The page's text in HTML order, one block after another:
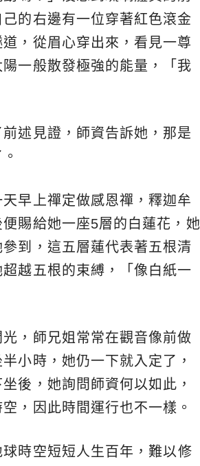
的右邊有一位穿著紅色滾金
，從眉心穿出來，看見一尊
一般散發極強的能量，「我
述見證，師資告訴她，那是
早上禪定做感恩禪，釋迦牟
賜給她一座5層的白蓮花，她
到，這五層蓮代表著五根清
越五根的束縛，「像白紙一
，師兄姐常常在觀音像前做
小時，她仍一下就入定了，
後，她詢問師資何以如此，
，因此時間運行也不一樣。
球時空短短人生百年，難以修